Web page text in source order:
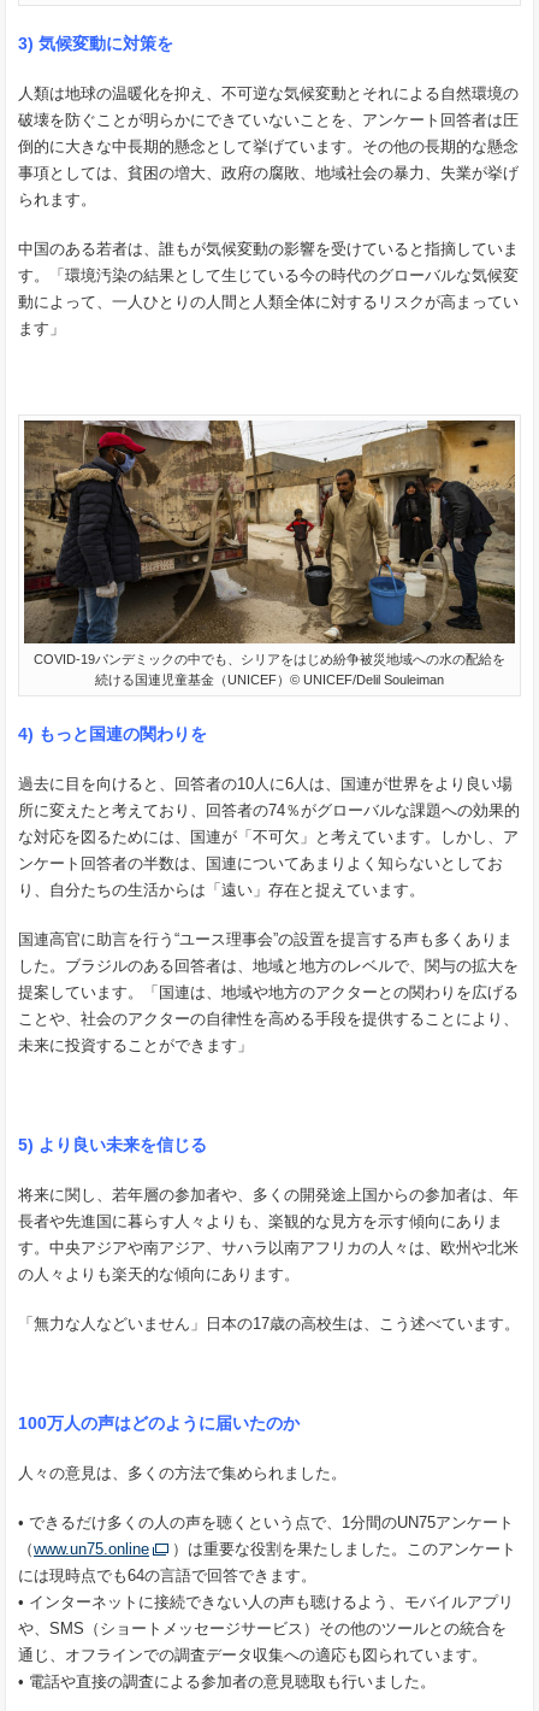
3) 気候変動に対策を
人類は地球の温暖化を抑え、不可逆な気候変動とそれによる自然環境の
破壊を防ぐことが明らかにできていないことを、アンケート回答者は圧
倒的に大きな中長期的懸念として挙げています。その他の長期的な懸念
事項としては、貧困の増大、政府の腐敗、地域社会の暴力、失業が挙げ
られます。
中国のある若者は、誰もが気候変動の影響を受けていると指摘していま
す。「環境汚染の結果として生じている今の時代のグローバルな気候変
動によって、一人ひとりの人間と人類全体に対するリスクが高まってい
ます」
COVID-19パンデミックの中でも、シリアをはじめ紛争被災地域への水の配給を
続ける国連児童基金（UNICEF）© UNICEF/Delil Souleiman
4) もっと国連の関わりを
過去に目を向けると、回答者の10人に6人は、国連が世界をより良い場
所に変えたと考えており、回答者の74％がグローバルな課題への効果的
な対応を図るためには、国連が「不可欠」と考えています。しかし、ア
ンケート回答者の半数は、国連についてあまりよく知らないとしてお
り、自分たちの生活からは「遠い」存在と捉えています。
国連高官に助言を行う“ユース理事会”の設置を提言する声も多くありま
した。ブラジルのある回答者は、地域と地方のレベルで、関与の拡大を
提案しています。「国連は、地域や地方のアクターとの関わりを広げる
ことや、社会のアクターの自律性を高める手段を提供することにより、
未来に投資することができます」
5) より良い未来を信じる
将来に関し、若年層の参加者や、多くの開発途上国からの参加者は、年
長者や先進国に暮らす人々よりも、楽観的な見方を示す傾向にありま
す。中央アジアや南アジア、サハラ以南アフリカの人々は、欧州や北米
の人々よりも楽天的な傾向にあります。
「無力な人などいません」日本の17歳の高校生は、こう述べています。
100万人の声はどのように届いたのか
人々の意見は、多くの方法で集められました。
• できるだけ多くの人の声を聴くという点で、1分間のUN75アンケート
（www.un75.online
）は重要な役割を果たしました。このアンケート
には現時点でも64の言語で回答できます。
• インターネットに接続できない人の声も聴けるよう、モバイルアプリ
や、SMS（ショートメッセージサービス）その他のツールとの統合を
通じ、オフラインでの調査データ収集への適応も図られています。
• 電話や直接の調査による参加者の意見聴取も行いました。